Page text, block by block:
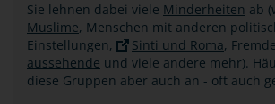
Sie lehnen dabei viele Minderheiten ab
Muslime, Menschen mit anderen
Einstellungen,
Sinti und Roma,
aussehende und viele andere mehr).
diese Gruppen aber auch an - oft auch